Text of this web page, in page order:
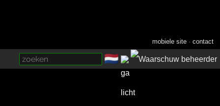
mobiele site ·contact
🇳🇱